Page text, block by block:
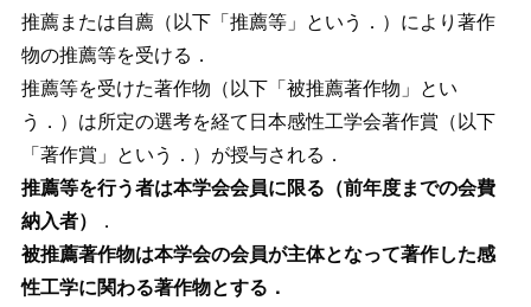
推薦または自薦（以下「推薦等」という．）により著作
物の推薦等を受ける．
推薦等を受けた著作物（以下「被推薦著作物」とい
う．）は所定の選考を経て日本感性工学会著作賞（以下
「著作賞」という．）が授与される．
推薦等を行う者は本学会会員に限る（前年度までの会費
納入者）
．
被推薦著作物は本学会の会員が主体となって著作した感
性工学に関わる著作物とする．